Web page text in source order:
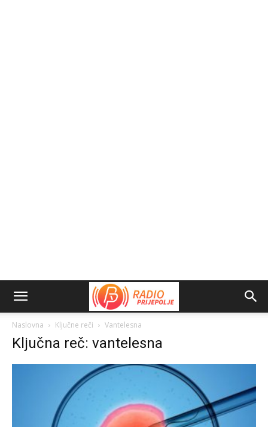
Naslovna Ključne reči Vantelesna
Ključna reč: vantelesna